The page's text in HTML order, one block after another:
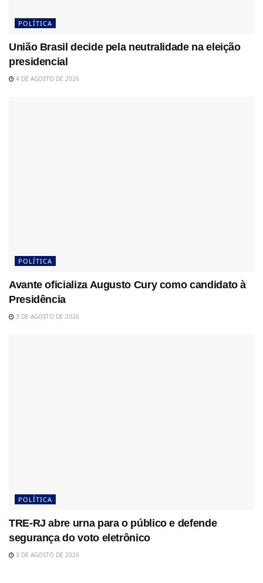
POLÍTICA
União Brasil decide pela neutralidade na eleição
presidencial
4 DE AGOSTO DE 2026
POLÍTICA
Avante oficializa Augusto Cury como candidato à
Presidência
3 DE AGOSTO DE 2026
POLÍTICA
TRE-RJ abre urna para o público e defende
segurança do voto eletrônico
3 DE AGOSTO DE 2026